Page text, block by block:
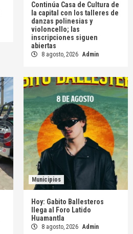
Continúa Casa de Cultura de
la capital con los talleres de
danzas polinesias y
violoncello; las
inscripciones siguen
abiertas
8 agosto, 2026 Admin
Municipios
Hoy: Gabito Ballesteros
llega al Foro Latido
Huamantla
8 agosto, 2026 Admin